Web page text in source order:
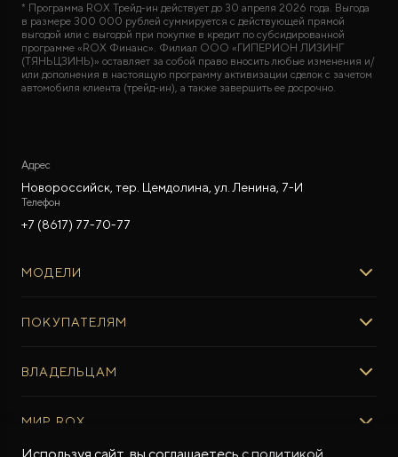
* Программа ROX Трейд-ин действует до 30 апреля 2026 года. Выгода
в размере 300 000 рублей суммируется с действующей прямой
выгодой или с выгодой при покупке в кредит по субсидированной
программе «ROX Финанс». Филиал ООО «ГИПЕРИОН ЛИЗИНГ
(ТЯНЬЦЗИНЬ)» оставляет за собой право вносить любые изменения и/
или дополнения в настоящую программу активизации сделок с зачетом
автомобиля клиента (трейд-ин), а также завершить ее досрочно.
Адрес
Новороссийск, тер. Цемдолина, ул. Ленина, 7-И
Телефон
+7 (8617) 77-70-77
МОДЕЛИ
ROX ADAMAS
ПОКУПАТЕЛЯМ
Авто в наличии
Тест-драйв
Специальные предложения
ВЛАДЕЛЬЦАМ
Регламент ТО
МИР ROX